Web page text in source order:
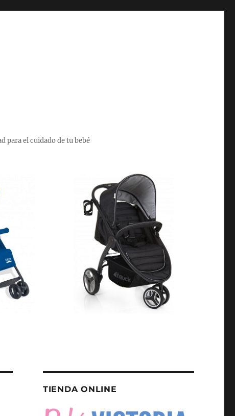
para el cuidado de tu bebé
TIENDA ONLINE